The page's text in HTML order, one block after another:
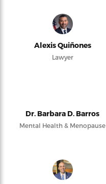
Alexis Quiñones
Lawyer
Dr. Barbara D. Barros
Mental Health & Menopause